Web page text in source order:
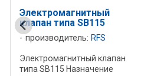
Электромагнитный
клапан типа SB115
производитель: RFS
Электромагнитный клапан
типа SB115 Назначение